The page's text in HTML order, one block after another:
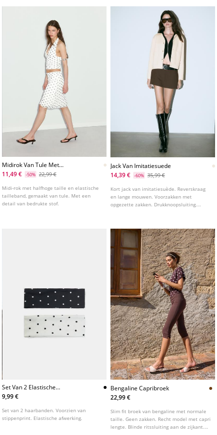
Midirok Van Tule Met
Stippenprint
11,49 € -50% 22,99 €
Midi-rok met halfhoge taille en elastische
tailleband, gemaakt van tule. Met een
detail van bedrukte stof.
Jack Van Imitatiesuede
14,39 €
-60% 35,99 €
Kort jack van imitatiesuède. Reverskraag
en lange mouwen. Voorzakken met
opgezette zakken. Drukknoopsluiting.
Set Van 2 Elastische
Haarbanden Met Stippenprint
9,99 €
Set van 2 haarbanden. Voorzien van
stippenprint. Elastische afwerking.
Bengaline Capribroek
22,99 €
Slim fit broek van bengaline met normale
taille. Geen zakken. Recht model met capri
lengte. Blinde ritssluiting aan de zijkant.